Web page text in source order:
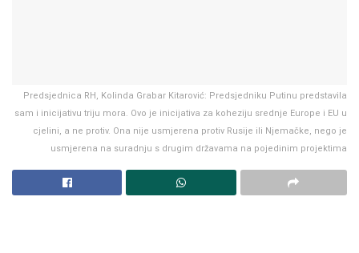
Predsjednica RH, Kolinda Grabar Kitarović: Predsjedniku Putinu predstavila
sam i inicijativu triju mora. Ovo je inicijativa za koheziju srednje Europe i EU u
cjelini, a ne protiv. Ona nije usmjerena protiv Rusije ili Njemačke, nego je
usmjerena na suradnju s drugim državama na pojedinim projektima